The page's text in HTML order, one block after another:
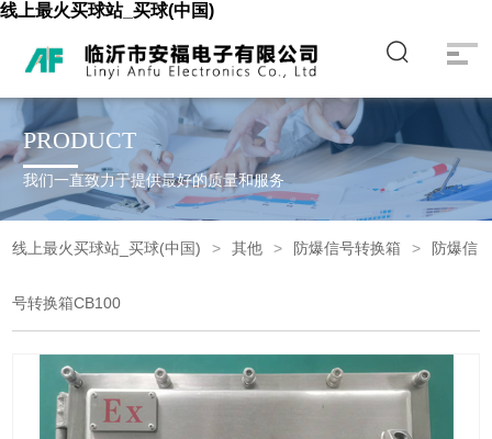
线上最火买球站_买球(中国)
PRODUCT
我们一直致力于提供最好的质量和服务
线上最火买球站_买球(中国) 其他 防爆信号转换箱 防爆信
号转换箱CB100